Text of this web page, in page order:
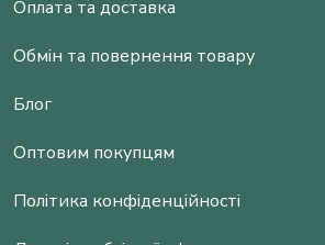
Оплата та доставка
Обмін та повернення товару
Блог
Оптовим покупцям
Політика конфіденційності